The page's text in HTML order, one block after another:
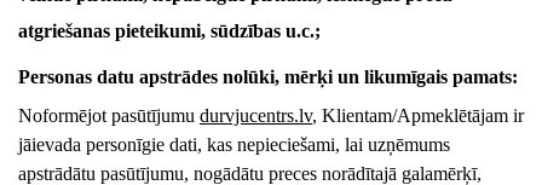
atgriešanas pieteikumi, sūdzības u.c.;
Personas datu apstrādes nolūki, mērķi un likumīgais pamats:
Noformējot pasūtījumu durvjucentrs.lv, Klientam/Apmeklētājam ir
jāievada personīgie dati, kas nepieciešami, lai uzņēmums
apstrādātu pasūtījumu, nogādātu preces norādītajā galamērķī,